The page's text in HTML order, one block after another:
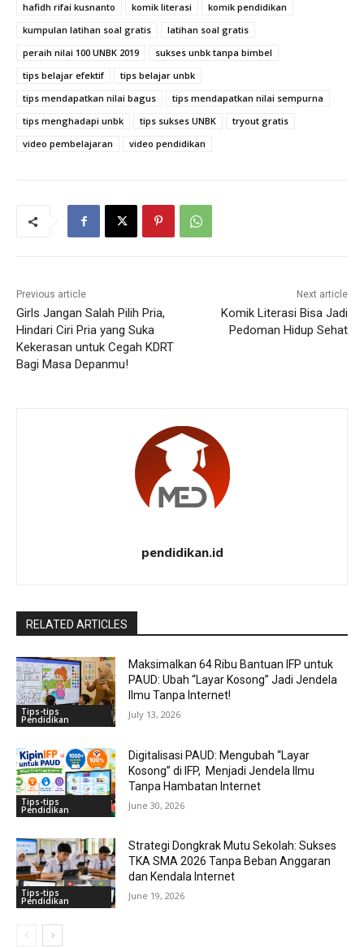
hafidh rifai kusnanto
komik literasi
komik pendidikan
kumpulan latihan soal gratis
latihan soal gratis
peraih nilai 100 UNBK 2019
sukses unbk tanpa bimbel
tips belajar efektif
tips belajar unbk
tips mendapatkan nilai bagus
tips mendapatkan nilai sempurna
tips menghadapi unbk
tips sukses UNBK
tryout gratis
video pembelajaran
video pendidikan
Previous article
Girls Jangan Salah Pilih Pria,
Hindari Ciri Pria yang Suka
Kekerasan untuk Cegah KDRT
Bagi Masa Depanmu!
Next article
Komik Literasi Bisa Jadi
Pedoman Hidup Sehat
pendidikan.id
RELATED ARTICLES
Tips-tips
Pendidikan
Maksimalkan 64 Ribu Bantuan IFP untuk
PAUD: Ubah “Layar Kosong” Jadi Jendela
Ilmu Tanpa Internet!
July 13, 2026
Tips-tips
Pendidikan
Digitalisasi PAUD: Mengubah “Layar
Kosong” di IFP, Menjadi Jendela Ilmu
Tanpa Hambatan Internet
June 30, 2026
Tips-tips
Pendidikan
Strategi Dongkrak Mutu Sekolah: Sukses
TKA SMA 2026 Tanpa Beban Anggaran
dan Kendala Internet
June 19, 2026